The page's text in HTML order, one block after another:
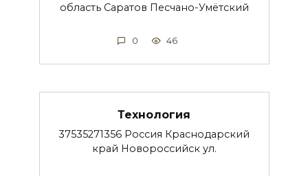
область Саратов Песчано-Умётский
0 46
Технология
37535271356 Россия Краснодарский
край Новороссийск ул.